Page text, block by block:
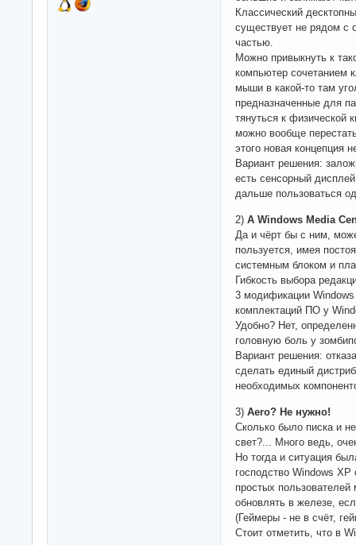
Классический
существует не рядом с
частью.
Можно привыкнуть к
компьютер сочетанием
мыши в какой-то там
предназначенные для
тянуться к физической
можно вообще
этого новая концепция
Вариант решения:
есть сенсорный
дальше пользоваться
2) А Windows Media
Да и чёрт бы с ним,
пользуется, имея
системным блоком и
Гибкость выбора
3 модификации
комплектаций ПО у
Удобно? Нет,
головную боль у
Вариант решения:
сделать единый
необходимых
3) Aero? Не нужно!
Сколько было писка и
свет?... Много ведь,
Но тогда и ситуация
господство Windows
простых пользователей
обновлять в железе,
(Геймеры - не в счёт,
Стоит отметить, что в